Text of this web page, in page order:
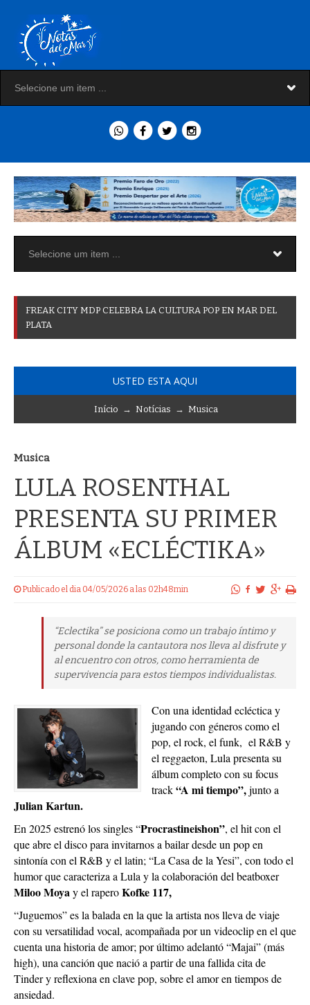
FREAK CITY MDP CELEBRA LA CULTURA POP EN MAR DEL
PLATA
USTED ESTA AQUI
Início → Notícias → Musica
Musica
LULA ROSENTHAL
PRESENTA SU PRIMER
ÁLBUM «ECLÉCTIKA»
Publicado el dia 04/05/2026 a las 02h48min
“Eclectika” se posiciona como un trabajo íntimo y
personal donde la cantautora nos lleva al disfrute y
al encuentro con otros, como herramienta de
supervivencia para estos tiempos individualistas.
Con una identidad ecléctica y
jugando con géneros como el
pop, el rock, el funk, el R&B y
el reggaeton, Lula presenta su
álbum completo con su focus
track“A mi tiempo”,junto a
Julian Kartun.
En 2025 estrenó los singles “Procrastineishon”, el hit con el
que abre el disco para invitarnos a bailar desde un pop en
sintonía con el R&B y el latin; “La Casa de la Yesi”, con todo el
humor que caracteriza a Lula y la colaboración del beatboxer
Miloo Moyay el raperoKofke 117,
“Juguemos” es la balada en la que la artista nos lleva de viaje
con su versatilidad vocal, acompañada por un videoclip en el que
cuenta una historia de amor; por último adelantó “Majai” (más
high), una canción que nació a partir de una fallida cita de
Tinder y reflexiona en clave pop, sobre el amor en tiempos de
ansiedad.